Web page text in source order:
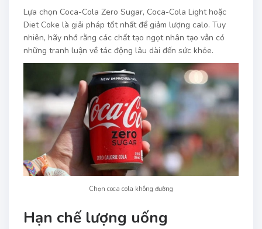
Lựa chọn Coca-Cola Zero Sugar, Coca-Cola Light hoặc
Diet Coke là giải pháp tốt nhất để giảm lượng calo. Tuy
nhiên, hãy nhớ rằng các chất tạo ngọt nhân tạo vẫn có
những tranh luận về tác động lâu dài đến sức khỏe.
Chọn coca cola không đường
Hạn chế lượng uống